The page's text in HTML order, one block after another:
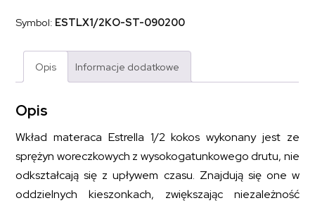
kokosową
1/2
90x200
Symbol: ESTLX1/2KO-ST-090200
Opis Informacje dodatkowe
Opis
Wkład materaca Estrella 1/2 kokos wykonany jest ze
sprężyn woreczkowych z wysokogatunkowego drutu, nie
odkształcają się z upływem czasu. Znajdują się one w
oddzielnych kieszonkach, zwiększając niezależność